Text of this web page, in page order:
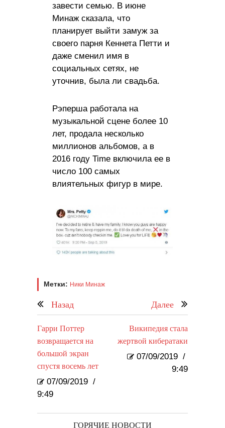
завести семью. В июне
Минаж сказала, что
планирует выйти замуж за
своего парня Кеннета Петти и
даже сменил имя в
социальных сетях, не
уточнив, была ли свадьба.
Рэперша работала на
музыкальной сцене более 10
лет, продала несколько
миллионов альбомов, а в
2016 году Time включила ее в
число 100 самых
влиятельных фигур в мире.
Метки: Ники Минаж
Назад Далее
Гарри Поттер
возвращается на
большой экран
спустя восемь лет
07/09/2019 /
9:49
Википедия стала
жертвой кибератаки
07/09/2019 /
9:49
ГОРЯЧИЕ НОВОСТИ